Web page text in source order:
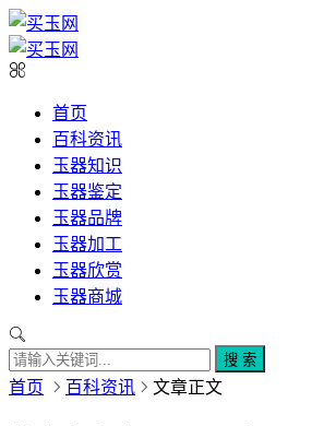
首页
百科资讯
玉器知识
玉器鉴定
玉器品牌
玉器加工
玉器欣赏
玉器商城
搜 索
首页 百科资讯 文章正文